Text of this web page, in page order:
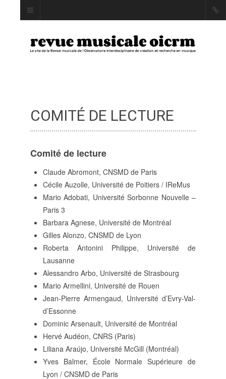
INDEX
AUTEUR·RICE·S
PRÉSENTATION ET
POLITIQUE ÉDITORIALE
SOUMISSION
PROCHAINS NUMÉROS
INDEXATION
INFORMATIONS
COMITÉ DE LECTURE
Comité de lecture
Claude Abromont, CNSMD de Paris
Cécile Auzolle, Université de Poitiers / IReMus
Mario Adobati, Université Sorbonne Nouvelle –
Paris 3
Barbara Agnese, Université de Montréal
Gilles Alonzo, CNSMD de Lyon
Roberta Antonini Philippe, Université de
Lausanne
Alessandro Arbo, Université de Strasbourg
Mario Armellini, Université de Rouen
Jean-Pierre Armengaud, Université d’Evry-Val-
d’Essonne
Dominic Arsenault, Université de Montréal
Hervé Audéon, CNRS (Paris)
Liliana Araújo, Université McGill (Montréal)
Yves Balmer, École Normale Supérieure de
Lyon / CNSMD de Paris